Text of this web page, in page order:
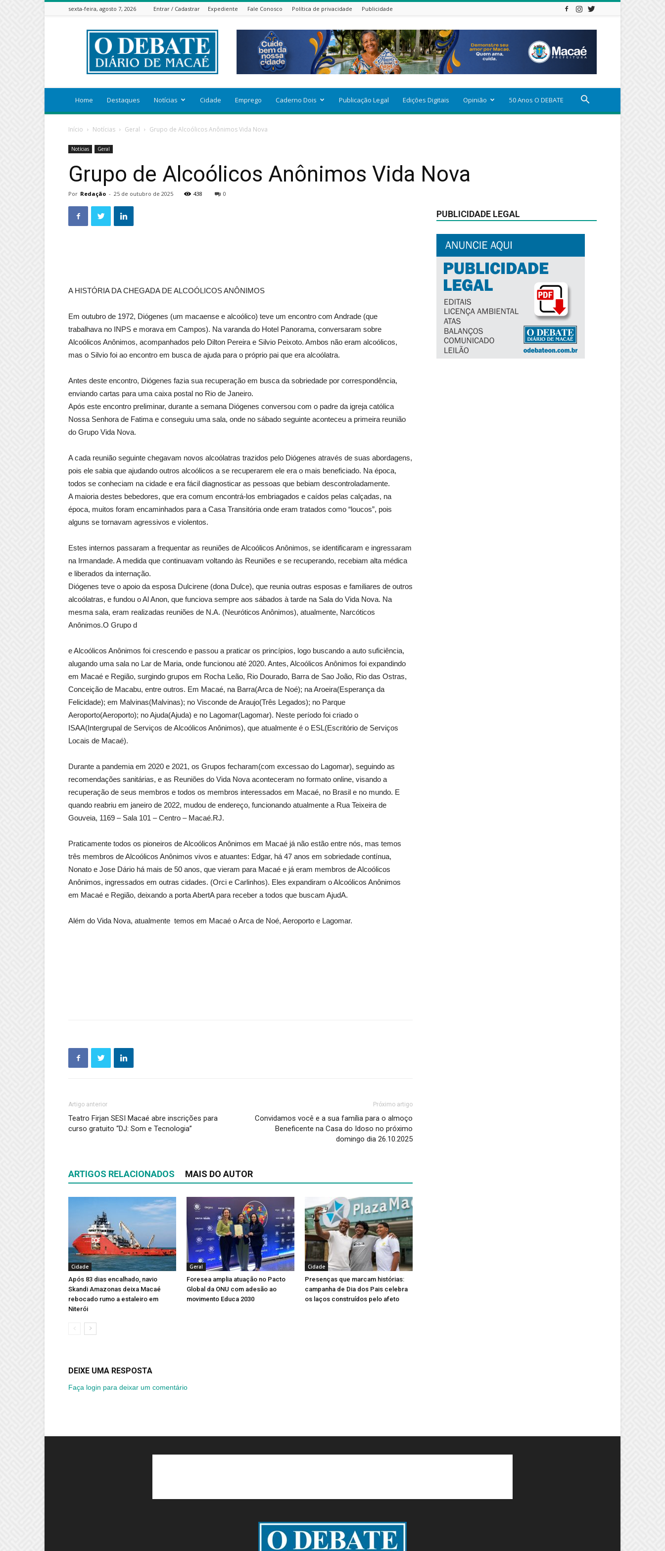
sexta-feira, agosto 7, 2026 Entrar / Cadastrar Expediente Fale Conosco Política de privacidade Publicidade
ODEBATEON
Home Destaques Notícias Cidade Emprego Caderno Dois Publicação Legal Edições Digitais Opinião 50 Anos O DEBATE
Início Notícias Geral Grupo de Alcoólicos Anônimos Vida Nova
Notícias Geral
Grupo de Alcoólicos Anônimos Vida Nova
Por Redação - 25 de outubro de 2025 438 0
A HISTÓRIA DA CHEGADA DE ALCOÓLICOS ANÔNIMOS
Em outubro de 1972, Diógenes (um macaense e alcoólico) teve um encontro com Andrade (que
trabalhava no INPS e morava em Campos). Na varanda do Hotel Panorama, conversaram sobre
Alcoólicos Anônimos, acompanhados pelo Dilton Pereira e Silvio Peixoto. Ambos não eram alcoólicos,
mas o Silvio foi ao encontro em busca de ajuda para o próprio pai que era alcoólatra.
Antes deste encontro, Diógenes fazia sua recuperação em busca da sobriedade por correspondência,
enviando cartas para uma caixa postal no Rio de Janeiro.
Após este encontro preliminar, durante a semana Diógenes conversou com o padre da igreja católica
Nossa Senhora de Fatima e conseguiu uma sala, onde no sábado seguinte aconteceu a primeira reunião
do Grupo Vida Nova.
A cada reunião seguinte chegavam novos alcoólatras trazidos pelo Diógenes através de suas abordagens,
pois ele sabia que ajudando outros alcoólicos a se recuperarem ele era o mais beneficiado. Na época,
todos se conheciam na cidade e era fácil diagnosticar as pessoas que bebiam descontroladamente.
A maioria destes bebedores, que era comum encontrá-los embriagados e caídos pelas calçadas, na
época, muitos foram encaminhados para a Casa Transitória onde eram tratados como “loucos”, pois
alguns se tornavam agressivos e violentos.
Estes internos passaram a frequentar as reuniões de Alcoólicos Anônimos, se identificaram e ingressaram
na Irmandade. A medida que continuavam voltando às Reuniões e se recuperando, recebiam alta médica
e liberados da internação.
Diógenes teve o apoio da esposa Dulcirene (dona Dulce), que reunia outras esposas e familiares de outros
alcoólatras, e fundou o Al Anon, que funciova sempre aos sábados à tarde na Sala do Vida Nova. Na
mesma sala, eram realizadas reuniões de N.A. (Neuróticos Anônimos), atualmente, Narcóticos
Anônimos.O Grupo d
e Alcoólicos Anônimos foi crescendo e passou a praticar os princípios, logo buscando a auto suficiência,
alugando uma sala no Lar de Maria, onde funcionou até 2020. Antes, Alcoólicos Anônimos foi expandindo
em Macaé e Região, surgindo grupos em Rocha Leão, Rio Dourado, Barra de Sao João, Rio das Ostras,
Conceição de Macabu, entre outros. Em Macaé, na Barra(Arca de Noé); na Aroeira(Esperança da
Felicidade); em Malvinas(Malvinas); no Visconde de Araujo(Três Legados); no Parque
Aeroporto(Aeroporto); no Ajuda(Ajuda) e no Lagomar(Lagomar). Neste período foi criado o
ISAA(Intergrupal de Serviços de Alcoólicos Anônimos), que atualmente é o ESL(Escritório de Serviços
Locais de Macaé).
Durante a pandemia em 2020 e 2021, os Grupos fecharam(com excessao do Lagomar), seguindo as
recomendações sanitárias, e as Reuniões do Vida Nova aconteceram no formato online, visando a
recuperação de seus membros e todos os membros interessados em Macaé, no Brasil e no mundo. E
quando reabriu em janeiro de 2022, mudou de endereço, funcionando atualmente a Rua Teixeira de
Gouveia, 1169 – Sala 101 – Centro – Macaé.RJ.
Praticamente todos os pioneiros de Alcoólicos Anônimos em Macaé já não estão entre nós, mas temos
três membros de Alcoólicos Anônimos vivos e atuantes: Edgar, há 47 anos em sobriedade contínua,
Nonato e Jose Dário há mais de 50 anos, que vieram para Macaé e já eram membros de Alcoólicos
Anônimos, ingressados em outras cidades. (Orci e Carlinhos). Eles expandiram o Alcoólicos Anônimos
em Macaé e Região, deixando a porta AbertA para receber a todos que buscam AjudA.
Além do Vida Nova, atualmente temos em Macaé o Arca de Noé, Aeroporto e Lagomar.
Artigo anterior
Teatro Firjan SESI Macaé abre inscrições para
curso gratuito “DJ: Som e Tecnologia”
Próximo artigo
Convidamos você e a sua família para o almoço
Beneficente na Casa do Idoso no próximo
domingo dia 26.10.2025
ARTIGOS RELACIONADOS MAIS DO AUTOR
Cidade
Após 83 dias encalhado, navio
Skandi Amazonas deixa Macaé
rebocado rumo a estaleiro em
Niterói
Geral
Foresea amplia atuação no Pacto
Global da ONU com adesão ao
movimento Educa 2030
Cidade
Presenças que marcam histórias:
campanha de Dia dos Pais celebra
os laços construídos pelo afeto
DEIXE UMA RESPOSTA
Faça login para deixar um comentário
PUBLICIDADE LEGAL